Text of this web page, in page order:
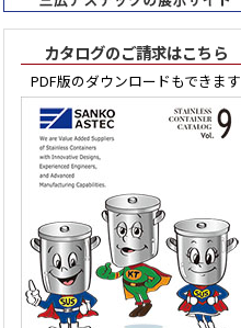
カタログのご請求はこちら
PDF版のダウンロードもできます